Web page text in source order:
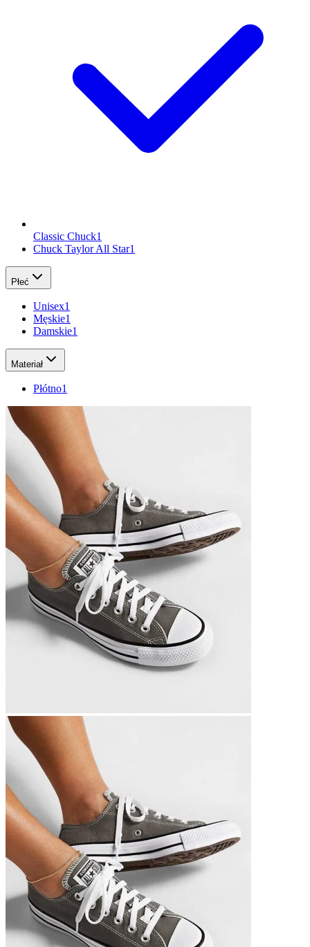
Classic Chuck1
Chuck Taylor All Star1
Płeć
Unisex1
Męskie1
Damskie1
Materiał
Płótno1